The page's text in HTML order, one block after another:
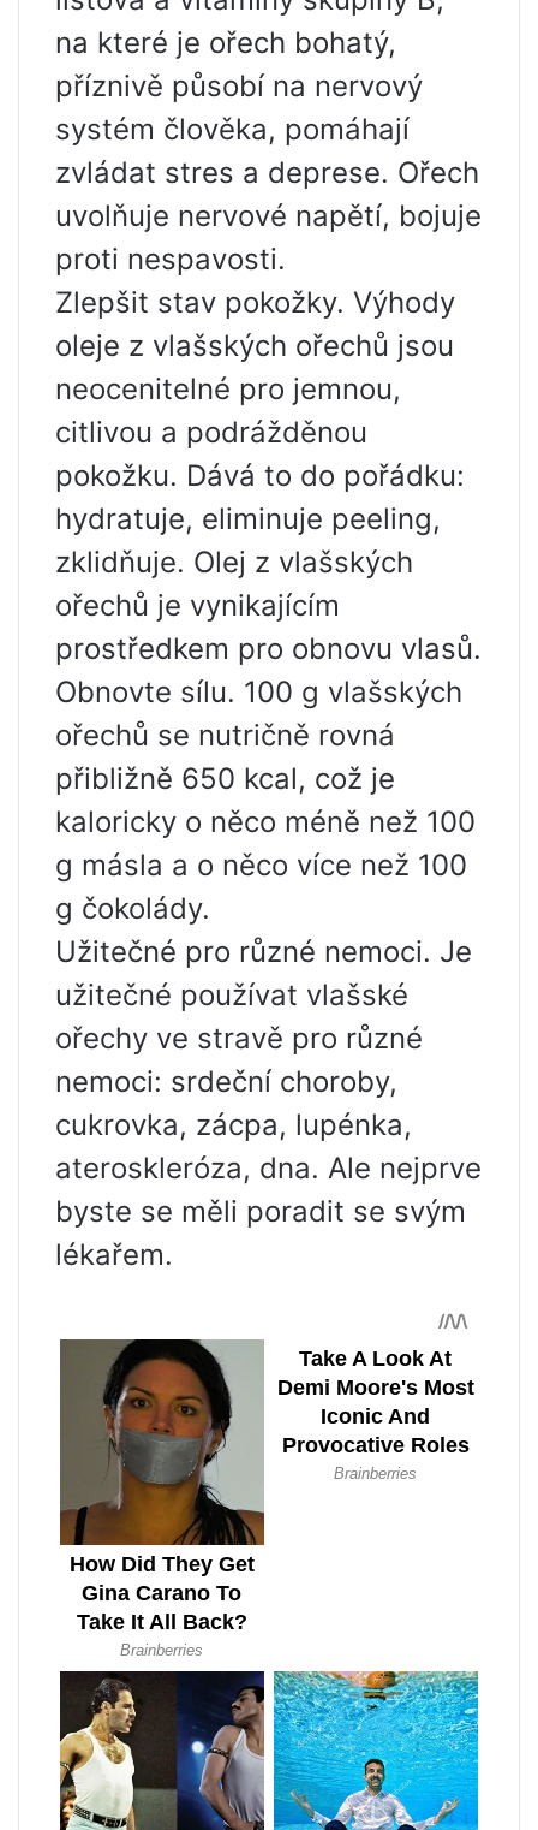
na které je ořech bohatý,
příznivě působí na nervový
systém člověka, pomáhají
zvládat stres a deprese. Ořech
uvolňuje nervové napětí, bojuje
proti nespavosti.
Zlepšit stav pokožky. Výhody
oleje z vlašských ořechů jsou
neocenitelné pro jemnou,
citlivou a podrážděnou
pokožku. Dává to do pořádku:
hydratuje, eliminuje peeling,
zklidňuje. Olej z vlašských
ořechů je vynikajícím
prostředkem pro obnovu vlasů.
Obnovte sílu. 100 g vlašských
ořechů se nutričně rovná
přibližně 650 kcal, což je
kaloricky o něco méně než 100
g másla a o něco více než 100
g čokolády.
Užitečné pro různé nemoci. Je
užitečné používat vlašské
ořechy ve stravě pro různé
nemoci: srdeční choroby,
cukrovka, zácpa, lupénka,
ateroskleróza, dna. Ale nejprve
byste se měli poradit se svým
lékařem.